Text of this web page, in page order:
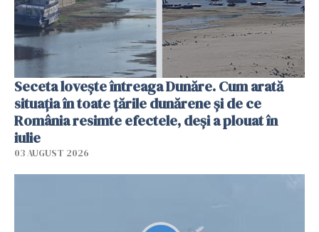
Seceta lovește întreaga Dunăre. Cum arată
situația în toate țările dunărene și de ce
România resimte efectele, deși a plouat în
iulie
03 AUGUST 2026